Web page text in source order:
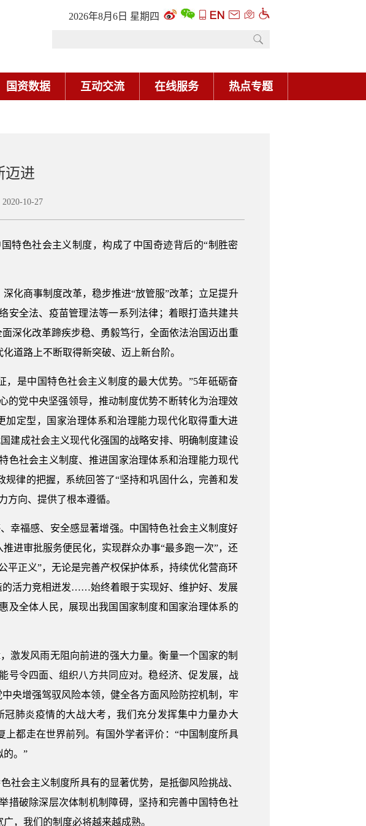
2026年8月6日 星期四
国资数据 互动交流 在线服务 热点专题
迈进
10-27
特色社会主义制度，构成了中国奇迹背后的“制胜密
化商事制度改革，稳步推进“放管服”改革；立足提升
安全法、疫苗管理法等一系列法律；着眼打造共建共
深化改革蹄疾步稳、勇毅笃行，全面依法治国迈出重
道路上不断取得新突破、迈上新台阶。
是中国特色社会主义制度的最大优势。”5年砥砺奋
的党中央坚强领导，推动制度优势不断转化为治理效
加定型，国家治理体系和治理能力现代化取得重大进
建成社会主义现代化强国的战略安排、明确制度建设
色社会主义制度、推进国家治理体系和治理能力现代
律的把握，系统回答了“坚持和巩固什么，完善和发
方向、提供了根本遵循。
幸福感、安全感显著增强。中国特色社会主义制度好
进审批服务便民化，实现群众办事“最多跑一次”，还
平正义”，无论是完善产权保护体系，持续优化营商环
的活力竞相迸发……始终着眼于实现好、维护好、发展
及全体人民，展现出我国国家制度和国家治理体系的
激发风雨无阻向前进的强大力量。衡量一个国家的制
号令四面、组织八方共同应对。稳经济、促发展，战
央增强驾驭风险本领，健全各方面风险防控机制，牢
肺炎疫情的大战大考，我们充分发挥集中力量办大
都走在世界前列。有国外学者评价：“中国制度所具
的。”
社会主义制度所具有的显著优势，是抵御风险挑战、
措破除深层次体制机制障碍，坚持和完善中国特色社
，我们的制度必将越来越成熟。